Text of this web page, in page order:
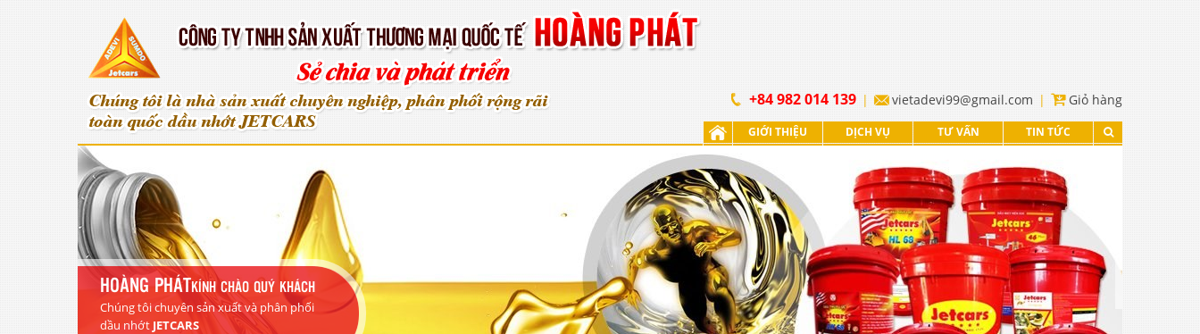
+84 982 014 139 vietadevi99@gmail.com Giỏ hàng
GIỚI THIỆU DỊCH VỤ TƯ VẤN TIN TỨC
HOÀNG PHÁT KÍNH CHÀO QUÝ KHÁCH
Chúng tôi chuyên sản xuất và phân phối
dầu nhớt JETCARS